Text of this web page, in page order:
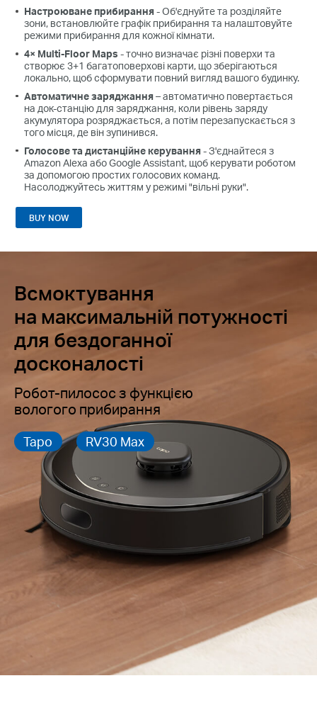
Настроюване прибирання- Об'єднуйте та розділяйте
зони, встановлюйте графік прибирання та налаштовуйте
режими прибирання для кожної кімнати.
4× Multi-Floor Maps - точно визначає різні поверхи та
створює 3+1 багатоповерхові карти, що зберігаються
локально, щоб сформувати повний вигляд вашого будинку.
Автоматичне заряджання– автоматично повертається
на док-станцію для заряджання, коли рівень заряду
акумулятора розряджається, а потім перезапускається з
того місця, де він зупинився.
Голосове та дистанційне керування- З'єднайтеся з
Amazon Alexa або Google Assistant, щоб керувати роботом
за допомогою простих голосових команд.
Насолоджуйтесь життям у режимі "вільні руки".
BUY NOW
Всмоктування
на максимальній потужності
для бездоганної
досконалості
Робот-пилосос з функцією
вологого прибирання
Tapo RV30 Max